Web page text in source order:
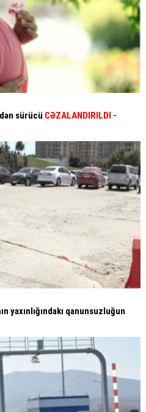
sürücü CƏZALANDIRILDI -
yaxınlığındakı qanunsuzluğun